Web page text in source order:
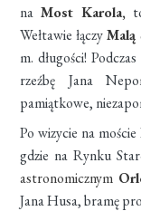
naMost Karola,
Wełtawie łączyMalą
m. długości!
rzeźbę Jana
pamiątkowe,
Po wizycie na
gdzie na Rynku
astronomicznym
Jana Husa, bramę